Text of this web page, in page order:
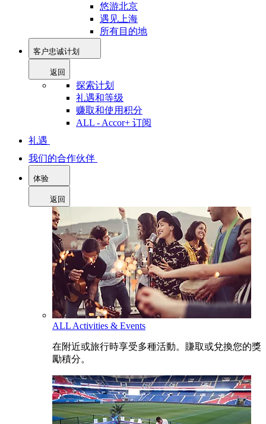
悠游北京
遇见上海
所有目的地
客户忠诚计划
返回
探索计划
礼遇和等级
赚取和使用积分
ALL - Accor+ 订阅
礼遇
我们的合作伙伴
体验
返回
ALL Activities & Events
在附近或旅行時享受多種活動。賺取或兌換您的獎
勵積分。